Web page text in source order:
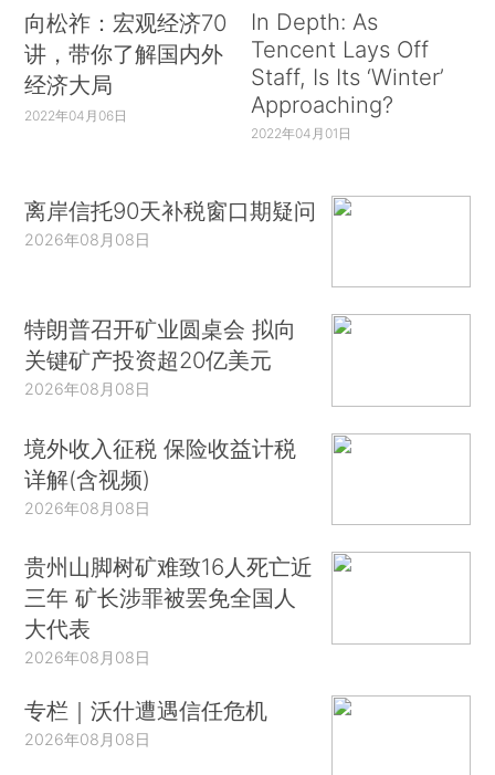
向松祚：宏观经济70
讲，带你了解国内外
经济大局
2022年04月06日
In Depth: As
Tencent Lays Off
Staff, Is Its ‘Winter’
Approaching?
2022年04月01日
离岸信托90天补税窗口期疑问
2026年08月08日
特朗普召开矿业圆桌会 拟向
关键矿产投资超20亿美元
2026年08月08日
境外收入征税 保险收益计税
详解(含视频)
2026年08月08日
贵州山脚树矿难致16人死亡近
三年 矿长涉罪被罢免全国人
大代表
2026年08月08日
专栏｜沃什遭遇信任危机
2026年08月08日